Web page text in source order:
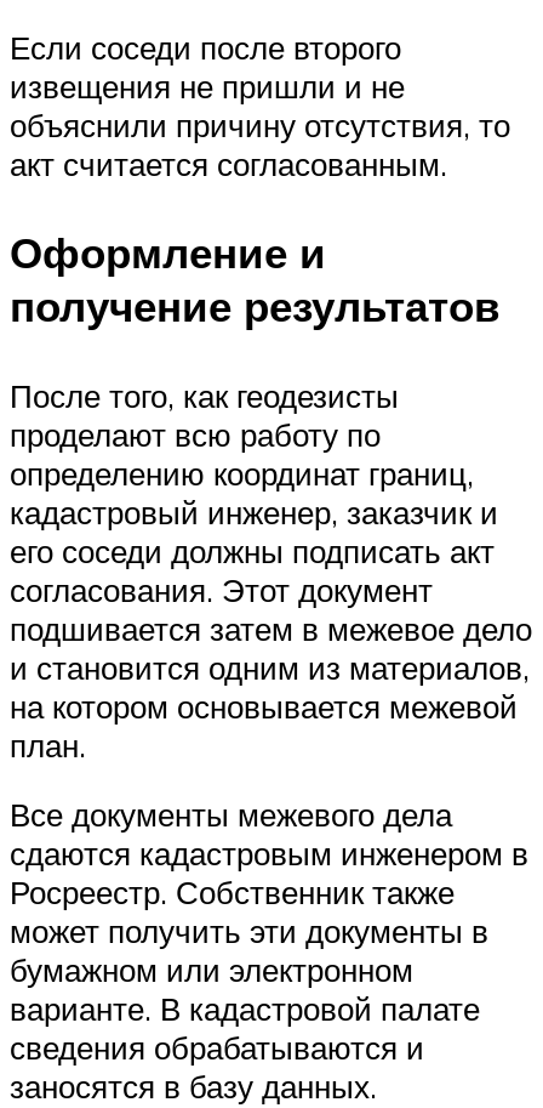
Если соседи после второго
извещения не пришли и не
объяснили причину отсутствия, то
акт считается согласованным.
Оформление и
получение результатов
После того, как геодезисты
проделают всю работу по
определению координат границ,
кадастровый инженер, заказчик и
его соседи должны подписать акт
согласования. Этот документ
подшивается затем в межевое дело
и становится одним из материалов,
на котором основывается межевой
план.
Все документы межевого дела
сдаются кадастровым инженером в
Росреестр. Собственник также
может получить эти документы в
бумажном или электронном
варианте. В кадастровой палате
сведения обрабатываются и
заносятся в базу данных.